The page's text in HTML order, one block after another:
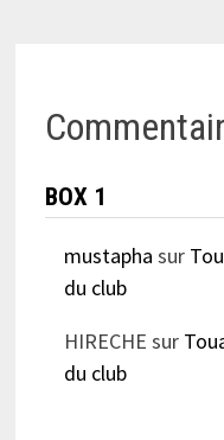
BOX 1
mustapha sur
du club
HIRECHE sur
du club